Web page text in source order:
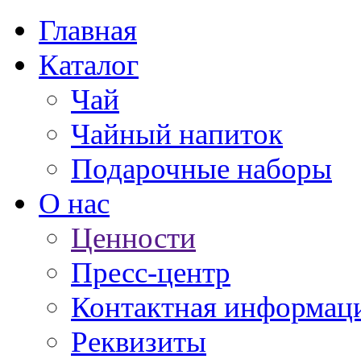
Главная
Каталог
Чай
Чайный напиток
Подарочные наборы
О нас
Ценности
Пресс-центр
Контактная
Реквизиты